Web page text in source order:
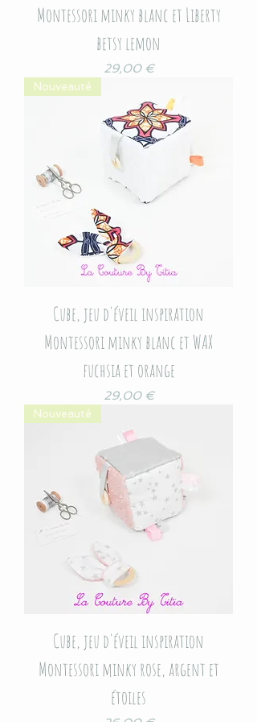
Montessori minky blanc et Liberty
betsy lemon
Prix
29,00 €
Nouveauté
Cube, jeu d'éveil inspiration
Montessori minky blanc et WAX
fuchsia et orange
Prix
29,00 €
Nouveauté
Cube, jeu d'éveil inspiration
Montessori minky rose, argent et
étoiles